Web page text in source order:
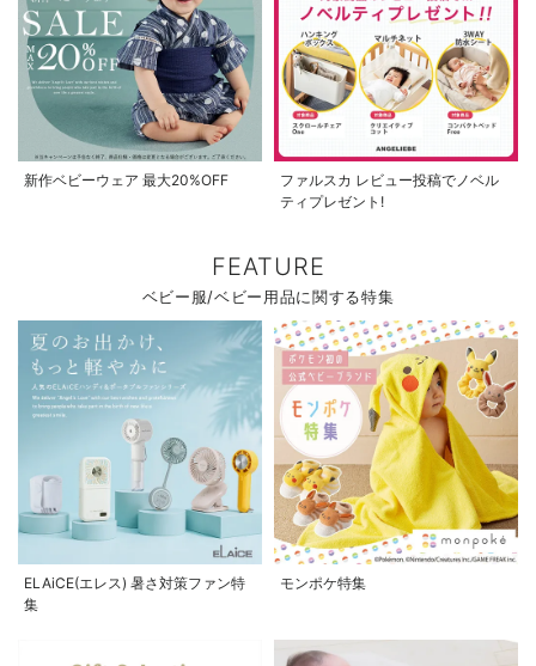
新作ベビーウェア 最大20%OFF
ファルスカ レビュー投稿でノベル
ティプレゼント!
FEATURE
ベビー服/ベビー用品に関する特集
ELAiCE(エレス) 暑さ対策ファン特
集
モンポケ特集